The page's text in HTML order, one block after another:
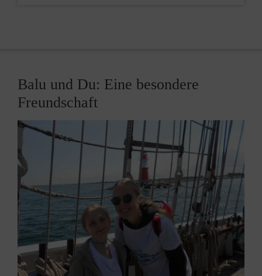
Wie werde ich als Balu begleitetund
unterstützt?
Bevor Balu beginnt, nimmt er oder sie teil am
Ein­führ­ungsseminar, um sich als Mentor
vorzubereiten. Gelegenheit, um sich mit
anderen Balus auszutauschen, um sich Rat
oder neue Ideen zu holen und sich mit
relevanten Themen wie Spielzeug, Medien oder
Resilienz zu beschäftigen, bietet
zweiwöchentlich das Be­gleitseminar.
Anregungen und eine Rück­mel­dung erhält Balu
Balu und Du: Eine besondere
Freundschaft